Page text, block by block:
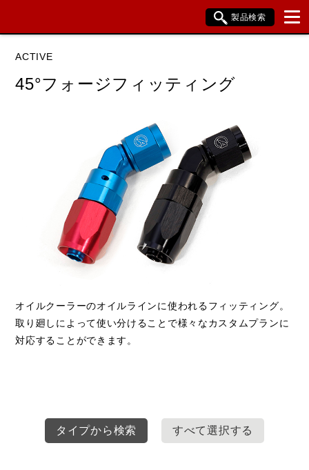
製品検索
データを準備しています。
閉じる
ACTIVE
45°フォージフィッティング
オイルクーラーのオイルラインに使われるフィッティング。
取り廻しによって使い分けることで様々なカスタムプランに
対応することができます。
タイプから検索 すべて選択する